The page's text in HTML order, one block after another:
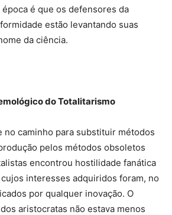
é que os defensores da
estão levantando suas
da ciência.
do Totalitarismo
no caminho para substituir métodos
pelos métodos obsoletos
encontrou hostilidade fanática
interesses adquiridos foram, no
por qualquer inovação. O
aristocratas não estava menos